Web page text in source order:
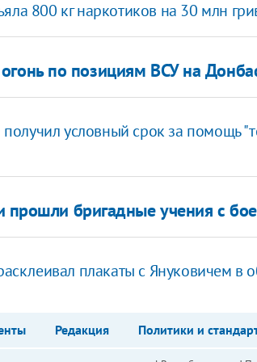
800 кг наркотиков на 30 млн
по позициям ВСУ на
условный срок за помощь
прошли бригадные учения с
плакаты с Януковичем в
Редакция Политики и